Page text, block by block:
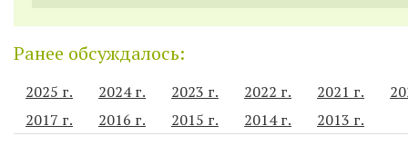
Ранее обсуждалось:
2025 г. 2024 г. 2023 г. 2022 г. 2021 г.
2017 г.
2016 г. 2015 г. 2014 г. 2013 г.